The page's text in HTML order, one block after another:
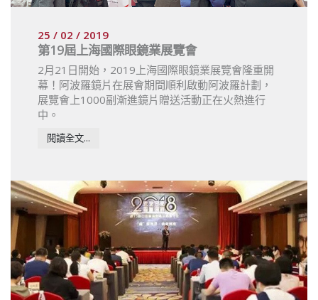
25 / 02 / 2019
第19屆上海國際眼鏡業展覽會
2月21日開始，2019上海國際眼鏡業展覽會隆重開
幕！阿波羅鏡片在展會期間順利啟動阿波羅計劃，
展覽會上1000副漸進鏡片贈送活動正在火熱進行
中。
閱讀全文...